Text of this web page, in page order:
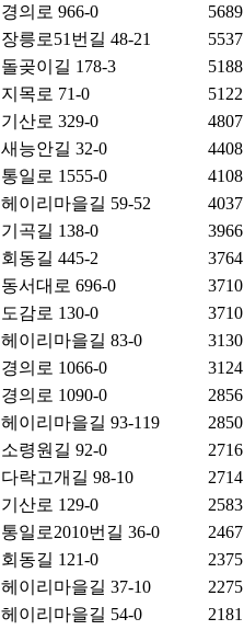
경의로 966-0
5689
장릉로51번길 48-21
5537
돌곶이길 178-3
5188
지목로 71-0
5122
기산로 329-0
4807
새능안길 32-0
4408
통일로 1555-0
4108
헤이리마을길 59-52
4037
기곡길 138-0
3966
회동길 445-2
3764
동서대로 696-0
3710
도감로 130-0
3710
헤이리마을길 83-0
3130
경의로 1066-0
3124
경의로 1090-0
2856
헤이리마을길 93-119
2850
소령원길 92-0
2716
다락고개길 98-10
2714
기산로 129-0
2583
통일로2010번길 36-0
2467
회동길 121-0
2375
헤이리마을길 37-10
2275
헤이리마을길 54-0
2181